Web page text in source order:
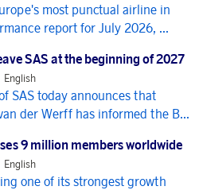
most punctual airline in
report for July 2026, ...
SAS at the beginning of 2027
English
SAS today announces that
der Werff has informed the B...
9 million members worldwide
English
one of its strongest growth